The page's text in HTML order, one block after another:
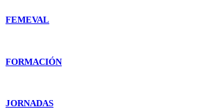
FEMEVAL
FORMACIÓN
JORNADAS